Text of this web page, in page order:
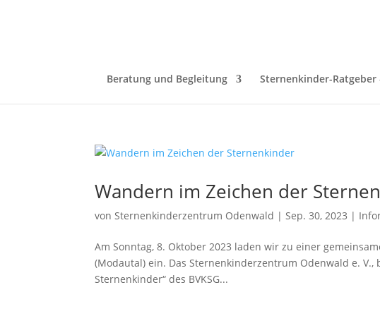
Beratung und Begleitung Sternenkinder-Ratgeber
Wandern im Zeichen der
vonSternenkinderzentrum Odenwald |Sep. 30, 2023 |
Am Sonntag, 8. Oktober 2023 laden wir zu einer
(Modautal) ein. Das Sternenkinderzentrum Odenwald e.
Sternenkinder“ des BVKSG...